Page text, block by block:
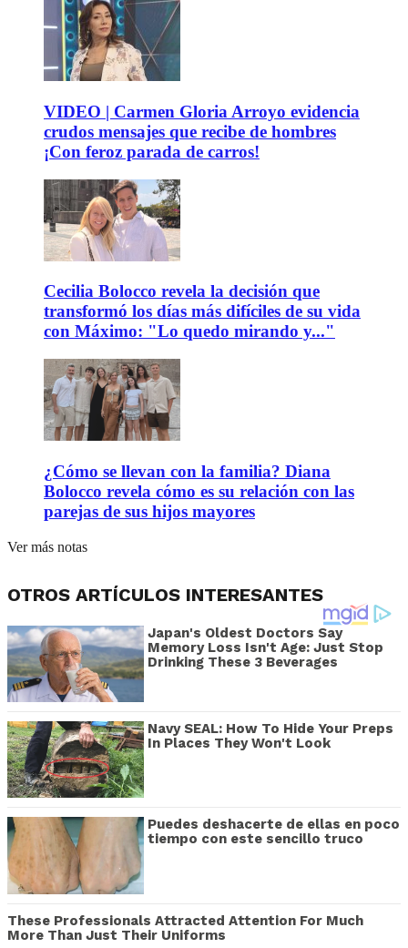
VIDEO | Carmen Gloria Arroyo evidencia
crudos mensajes que recibe de hombres
¡Con feroz parada de carros!
Cecilia Bolocco revela la decisión que
transformó los días más difíciles de su vida
con Máximo: "Lo quedo mirando y..."
¿Cómo se llevan con la familia? Diana
Bolocco revela cómo es su relación con las
parejas de sus hijos mayores
Ver más notas
OTROS ARTÍCULOS INTERESANTES
Japan's Oldest Doctors Say
Memory Loss Isn't Age: Just Stop
Drinking These 3 Beverages
Navy SEAL: How To Hide Your Preps
In Places They Won't Look
Puedes deshacerte de ellas en poco
tiempo con este sencillo truco
These Professionals Attracted Attention For Much
More Than Just Their Uniforms